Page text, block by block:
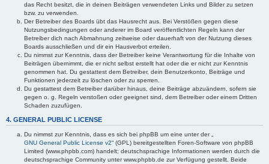
das Recht besitzt, die in deinen Beiträgen verwendeten Links und Bilder zu setzen
bzw. zu verwenden.
Der Betreiber des Boards übt das Hausrecht aus. Bei Verstößen gegen diese
Nutzungsbedingungen oder anderer im Board veröffentlichten Regeln kann der
Betreiber dich nach Abmahnung zeitweise oder dauerhaft von der Nutzung dieses
Boards ausschließen und dir ein Hausverbot erteilen.
Du nimmst zur Kenntnis, dass der Betreiber keine Verantwortung für die Inhalte von
Beiträgen übernimmt, die er nicht selbst erstellt hat oder die er nicht zur Kenntnis
genommen hat. Du gestattest dem Betreiber, dein Benutzerkonto, Beiträge und
Funktionen jederzeit zu löschen oder zu sperren.
Du gestattest dem Betreiber darüber hinaus, deine Beiträge abzuändern, sofern sie
gegen o. g. Regeln verstoßen oder geeignet sind, dem Betreiber oder einem Dritten
Schaden zuzufügen.
4. GENERAL PUBLIC LICENSE
Du nimmst zur Kenntnis, dass es sich bei phpBB um eine unter der „
GNU General Public License v2“ (GPL) bereitgestellten Foren-Software von phpBB
Limited (www.phpbb.com) handelt; deutschsprachige Informationen werden durch die
deutschsprachige Community unter www.phpbb.de zur Verfügung gestellt. Beide